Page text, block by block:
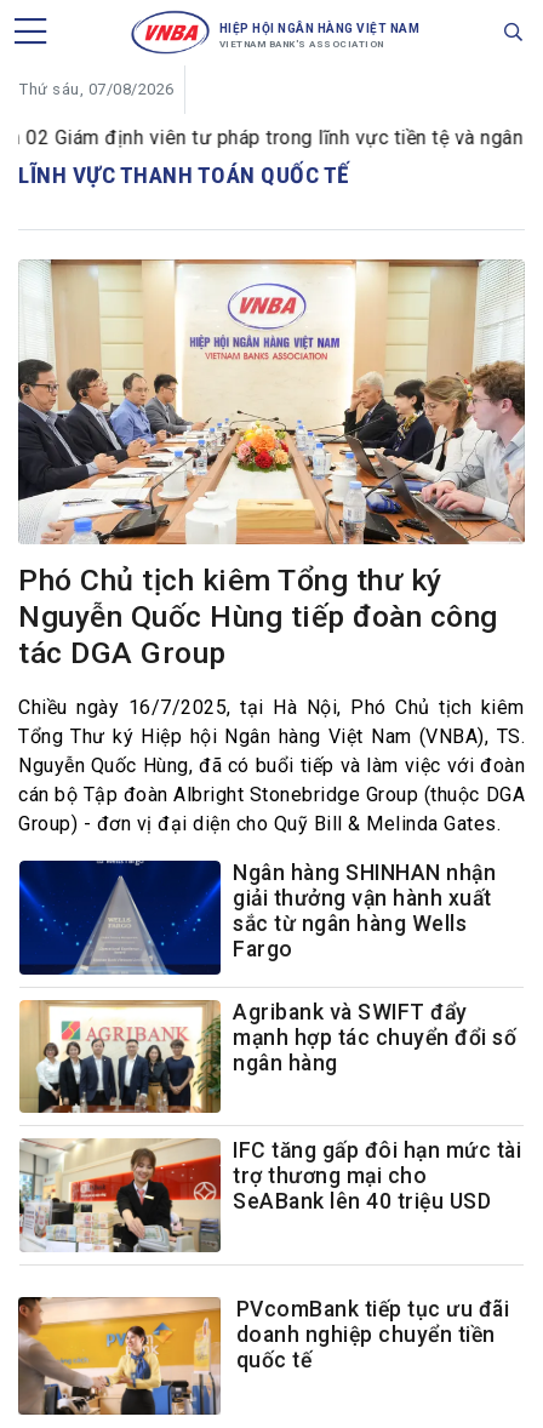
HIỆP HỘI NGÂN HÀNG VIỆT NAM
VIETNAM BANK'S ASSOCIATION
Thứ sáu, 07/08/2026
02 Giám định viên tư pháp trong lĩnh vực tiền tệ và ngân
LĨNH VỰC THANH TOÁN QUỐC TẾ
Phó Chủ tịch kiêm Tổng thư ký
Nguyễn Quốc Hùng tiếp đoàn công
tác DGA Group
Chiều ngày 16/7/2025, tại Hà Nội, Phó Chủ tịch kiêm
Tổng Thư ký Hiệp hội Ngân hàng Việt Nam (VNBA), TS.
Nguyễn Quốc Hùng, đã có buổi tiếp và làm việc với đoàn
cán bộ Tập đoàn Albright Stonebridge Group (thuộc DGA
Group) - đơn vị đại diện cho Quỹ Bill & Melinda Gates.
Ngân hàng SHINHAN nhận
giải thưởng vận hành xuất
sắc từ ngân hàng Wells
Fargo
Agribank và SWIFT đẩy
mạnh hợp tác chuyển đổi số
ngân hàng
IFC tăng gấp đôi hạn mức tài
trợ thương mại cho
SeABank lên 40 triệu USD
PVcomBank tiếp tục ưu đãi
doanh nghiệp chuyển tiền
quốc tế